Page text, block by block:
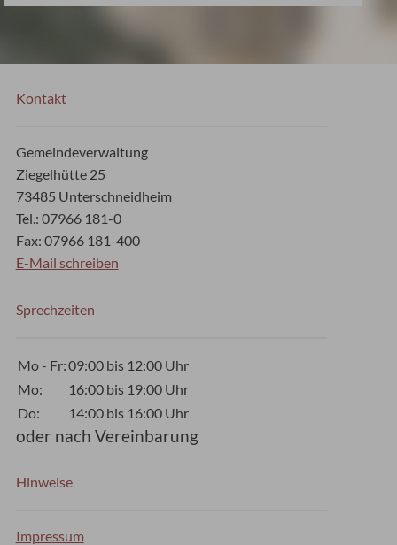
Kontakt
Gemeindeverwaltung
Ziegelhütte 25
73485 Unterschneidheim
Tel.: 07966 181-0
Fax: 07966 181-400
E-Mail schreiben
Sprechzeiten
Mo - Fr:09:00 bis 12:00 Uhr
Mo:
16:00 bis 19:00 Uhr
Do:
14:00 bis 16:00 Uhr
oder nach Vereinbarung
Hinweise
Impressum